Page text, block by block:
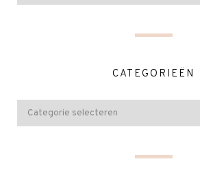
CATEGORIEËN